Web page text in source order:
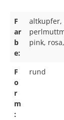
F
ar
b
e:
pink,
F
o
r
m
:
rund